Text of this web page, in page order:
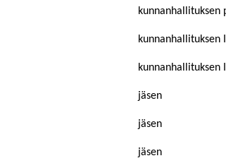
kunnanhallituksen
kunnanhallituksen
kunnanhallituksen
jäsen
jäsen
jäsen